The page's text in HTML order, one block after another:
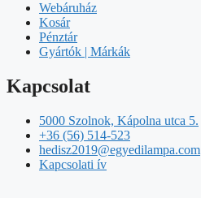
Webáruház
Kosár
Pénztár
Gyártók | Márkák
Kapcsolat
5000 Szolnok, Kápolna utca 5.
+36 (56) 514-523
hedisz2019@egyedilampa.com
Kapcsolati ív